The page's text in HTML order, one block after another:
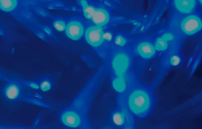
ICT Beveiliging
Data backup
Data beveiliging